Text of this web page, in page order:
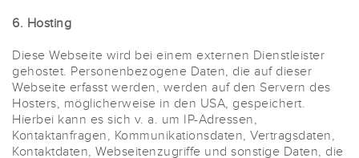
6. Hosting
Diese Webseite wird bei einem externen Dienstleister
gehostet. Personenbezogene Daten, die auf dieser
Webseite erfasst werden, werden auf den Servern des
Hosters, möglicherweise in den USA, gespeichert.
Hierbei kann es sich v. a. um IP-Adressen,
Kontaktanfragen, Kommunikationsdaten, Vertragsdaten,
Kontaktdaten, Webseitenzugriffe und sonstige Daten, die